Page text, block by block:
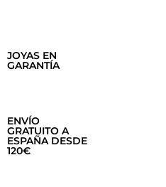
JOYAS EN
GARANTÍA
ENVÍO
GRATUITO A
ESPAÑA DESDE
120€